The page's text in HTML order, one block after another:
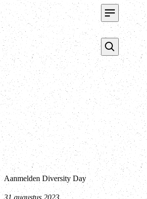
Aanmelden Diversity Day
31 augustus 2023